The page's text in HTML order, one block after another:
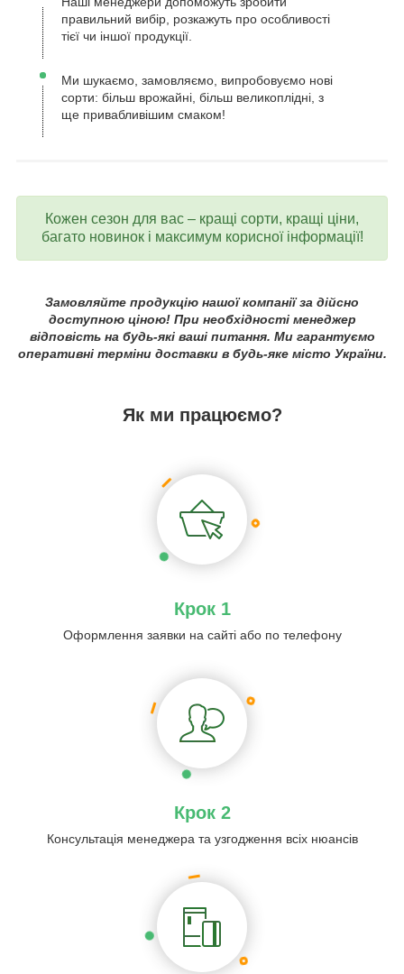
правильний вибір, розкажуть про особливості
тієї чи іншої продукції.
Ми шукаємо, замовляємо, випробовуємо нові
сорти: більш врожайні, більш великоплідні, з
ще привабливішим смаком!
Кожен сезон для вас – кращі сорти, кращі ціни,
багато новинок і максимум корисної інформації!
Замовляйте продукцію нашої компанії за дійсно
доступною ціною! При необхідності менеджер
відповість на будь-які ваші питання. Ми гарантуємо
оперативні терміни доставки в будь-яке місто України.
Як ми працюємо?
Крок 1
Оформлення заявки на сайті або по телефону
Крок 2
Консультація менеджера та узгодження всіх нюансів